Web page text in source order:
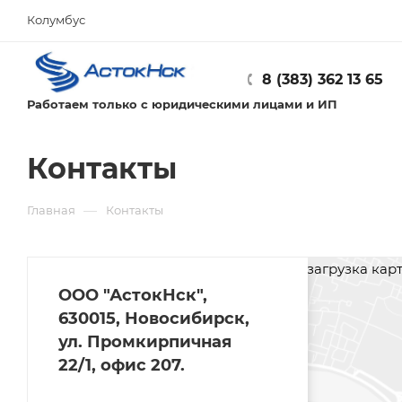
Колумбус
Работаем только с юридическими лицами и ИП
8 (383) 362 13 65
Контакты
Главная — Контакты
ООО "АстокНск",
630015, Новосибирск,
ул. Промкирпичная
22/1, офис 207.
загрузка